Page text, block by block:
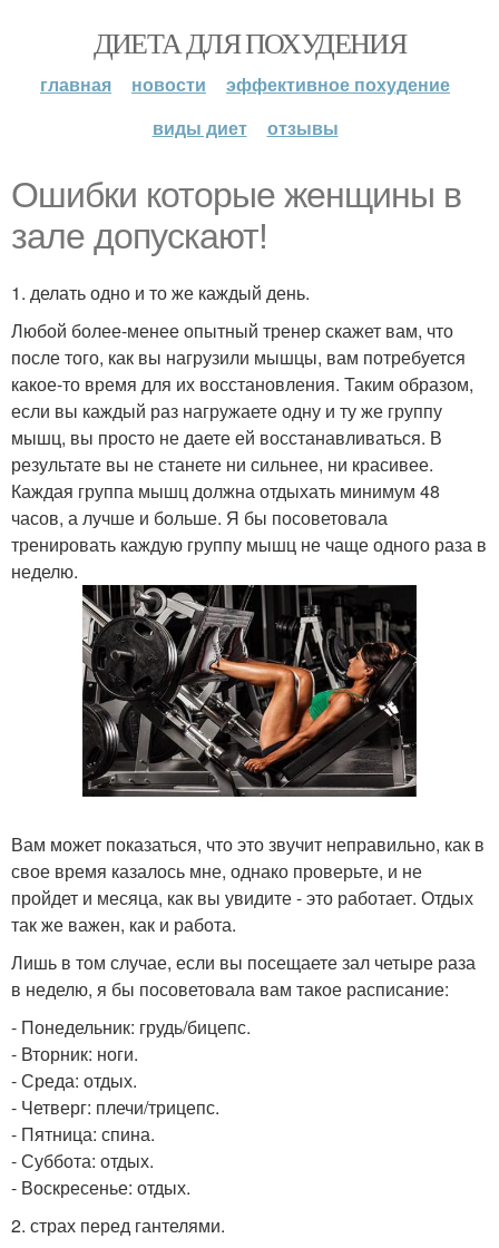
ДИЕТА ДЛЯ ПОХУДЕНИЯ
главная новости
эффективное похудение
виды диет
отзывы
Ошибки которые женщины в
зале допускают!
1. делать одно и то же каждый день.
Любой более-менее опытный тренер скажет вам, что
после того, как вы нагрузили мышцы, вам потребуется
какое-то время для их восстановления. Таким образом,
если вы каждый раз нагружаете одну и ту же группу
мышц, вы просто не даете ей восстанавливаться. В
результате вы не станете ни сильнее, ни красивее.
Каждая группа мышц должна отдыхать минимум 48
часов, а лучше и больше. Я бы посоветовала
тренировать каждую группу мышц не чаще одного раза в
неделю.
Вам может показаться, что это звучит неправильно, как в
свое время казалось мне, однако проверьте, и не
пройдет и месяца, как вы увидите - это работает. Отдых
так же важен, как и работа.
Лишь в том случае, если вы посещаете зал четыре раза
в неделю, я бы посоветовала вам такое расписание:
- Понедельник: грудь/бицепс.
- Вторник: ноги.
- Среда: отдых.
- Четверг: плечи/трицепс.
- Пятница: спина.
- Суббота: отдых.
- Воскресенье: отдых.
2. страх перед гантелями.